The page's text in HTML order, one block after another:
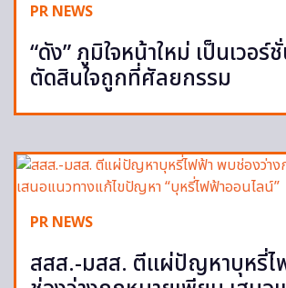
PR NEWS
“ดัง” ภูมิใจหน้าใหม่ เป็นเวอ
ตัดสินใจถูกที่ศัลยกรรม
PR NEWS
สสส.-มสส. ตีแผ่ปัญหาบุหรี่ไ